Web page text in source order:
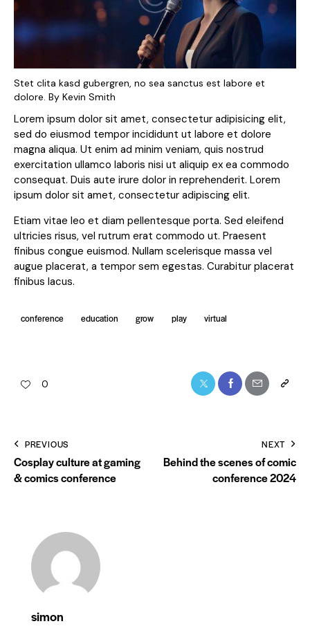
Stet clita kasd gubergren, no sea sanctus est labore et
dolore. By Kevin Smith
Lorem ipsum dolor sit amet, consectetur adipisicing elit,
sed do eiusmod tempor incididunt ut labore et dolore
magna aliqua. Ut enim ad minim veniam, quis nostrud
exercitation ullamco laboris nisi ut aliquip ex ea commodo
consequat. Duis aute irure dolor in reprehenderit. Lorem
ipsum dolor sit amet, consectetur adipiscing elit.
Etiam vitae leo et diam pellentesque porta. Sed eleifend
ultricies risus, vel rutrum erat commodo ut. Praesent
finibus congue euismod. Nullam scelerisque massa vel
augue placerat, a tempor sem egestas. Curabitur placerat
finibus lacus.
conference education grow play virtual
0
PREVIOUS
Cosplay culture at gaming
& comics conference
NEXT
Behind the scenes of comic
conference 2024
simon